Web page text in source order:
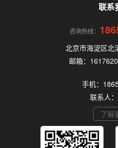
联系
咨询热线：
北京市海淀区北
邮箱：
手机：
联系人
了解